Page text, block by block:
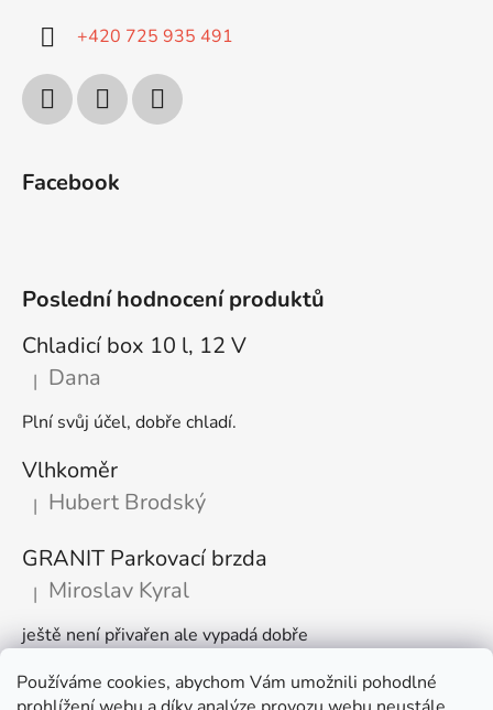
Používáme cookies, abychom Vám umožnili pohodlné
+420 725 935 491
Facebook
Poslední hodnocení produktů
Chladicí box 10 l, 12 V
Hodnocení produktu je 5 z 5 hvězdiček.
| Dana
Plní svůj účel, dobře chladí.
Vlhkoměr
Hodnocení produktu je 5 z 5 hvězdiček.
| Hubert Brodský
GRANIT Parkovací brzda
Hodnocení produktu je 5 z 5 hvězdiček.
| Miroslav Kyral
ještě není přivařen ale vypadá dobře